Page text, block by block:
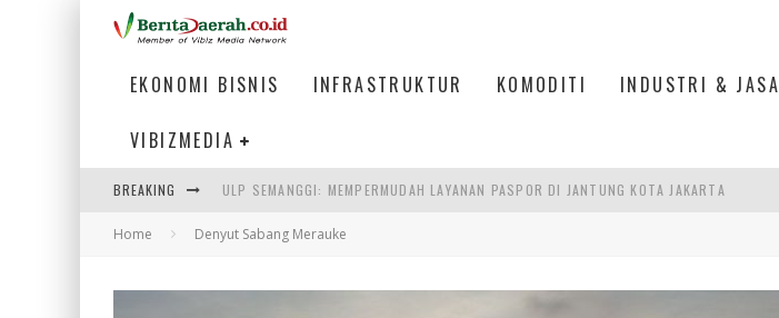
EKONOMI BISNIS INFRASTRUKTUR KOMODITI INDUSTRI & JASA
VIBIZMEDIA
BREAKING ULP SEMANGGI: MEMPERMUDAH LAYANAN PASPOR DI JANTUNG KOTA JAKARTA
BAKMI PANGSIT AYAM, KULINER LEGENDARIS DI PASAR BARU JAKARTA
Home Denyut Sabang Merauke